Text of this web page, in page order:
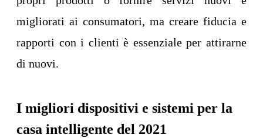
migliorati ai consumatori, ma creare fiducia e
rapporti con i clienti è essenziale per attirarne
di nuovi.
I migliori dispositivi e sistemi per la
casa intelligente del 2021